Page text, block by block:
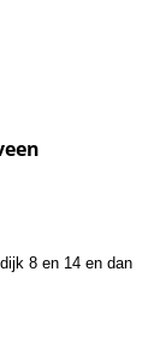
8 en 14 en dan